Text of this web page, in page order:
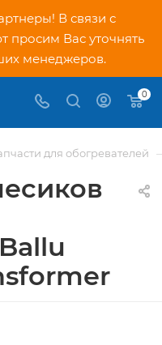
В связи с
просим Вас уточнять
менеджеров.
0
для обогревателей